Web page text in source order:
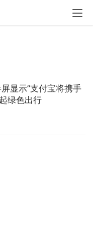
屏显示”支付宝将携手
绿色出行